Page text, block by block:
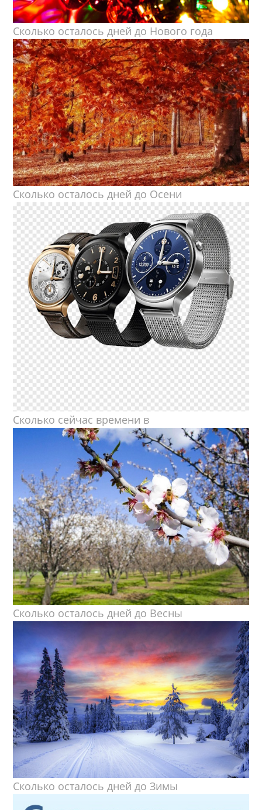
Сколько осталось дней до Нового года
Сколько осталось дней до Осени
Сколько сейчас времени в
Сколько осталось дней до Весны
Сколько осталось дней до Зимы